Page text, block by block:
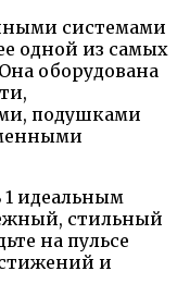
системами
одной из самых
оборудована
подушками
идеальным
стильный
на пульсе
и